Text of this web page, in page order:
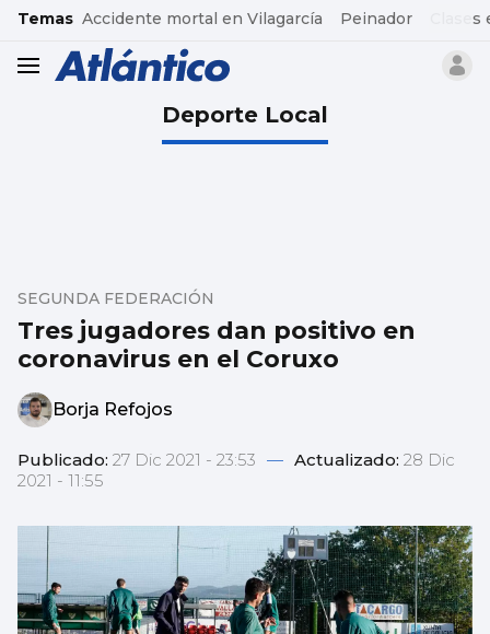
common.go-to-content
Temas Accidente mortal en Vilagarcía Peinador
header.menu.open
Deporte Local
Tres jugadores dan positivo en
coronavirus en el Coruxo
SEGUNDA FEDERACIÓN
Borja Refojos
Publicado: 27 Dic 2021 - 23:53 — Actualizado: 28 Dic
2021 - 11:55